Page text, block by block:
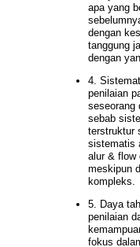
apa yang
dengan
tanggung
dengan
4.
penilaian
seseorang
sebab
terstruktur
sistematis
alur & flow
meskipun
kompleks.
5. Daya
penilaian
fokus